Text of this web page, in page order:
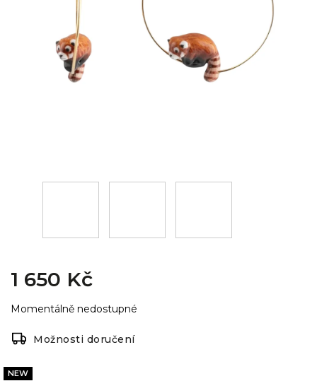
1 650 Kč
Momentálně nedostupné
Možnosti doručení
NEW